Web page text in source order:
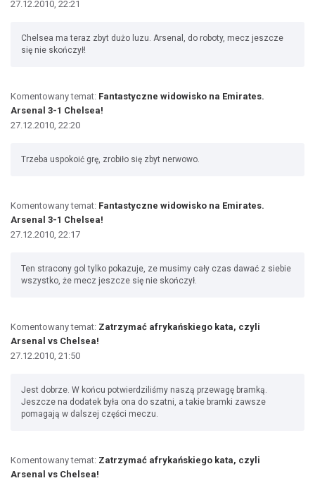
27.12.2010, 22:21
Chelsea ma teraz zbyt dużo luzu. Arsenal, do roboty, mecz jeszcze
się nie skończył!
Komentowany temat: Fantastyczne widowisko na Emirates.
Arsenal 3-1 Chelsea!
27.12.2010, 22:20
Trzeba uspokoić grę, zrobiło się zbyt nerwowo.
Komentowany temat: Fantastyczne widowisko na Emirates.
Arsenal 3-1 Chelsea!
27.12.2010, 22:17
Ten stracony gol tylko pokazuje, ze musimy cały czas dawać z siebie
wszystko, że mecz jeszcze się nie skończył.
Komentowany temat: Zatrzymać afrykańskiego kata, czyli
Arsenal vs Chelsea!
27.12.2010, 21:50
Jest dobrze. W końcu potwierdziliśmy naszą przewagę bramką.
Jeszcze na dodatek była ona do szatni, a takie bramki zawsze
pomagają w dalszej części meczu.
Komentowany temat: Zatrzymać afrykańskiego kata, czyli
Arsenal vs Chelsea!